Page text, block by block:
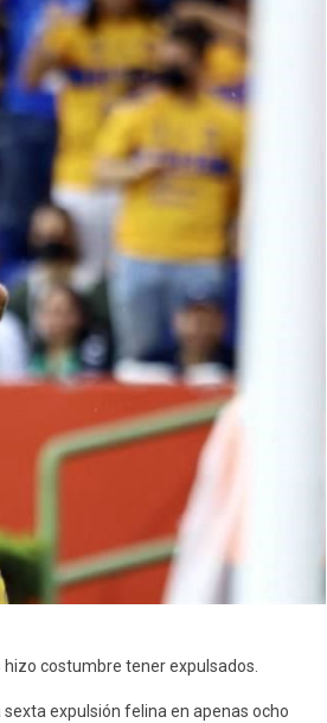
hizo costumbre tener expulsados.
expulsión felina en apenas ocho